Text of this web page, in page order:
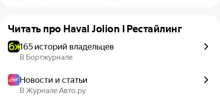
Читать про Haval Jolion I Рестайлинг
165 историй владельцев
В Бортжурнале
Новости и статьи
В Журнале Авто.ру